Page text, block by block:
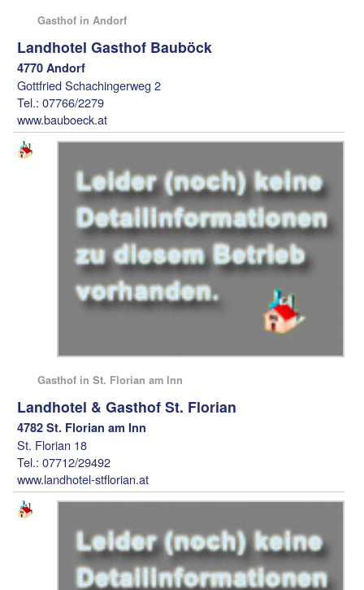
Gasthof in Andorf
Landhotel Gasthof Bauböck
4770 Andorf
Gottfried Schachingerweg 2
Tel.: 07766/2279
www.bauboeck.at
Gasthof in St. Florian am Inn
Landhotel & Gasthof St. Florian
4782 St. Florian am Inn
St. Florian 18
Tel.: 07712/29492
www.landhotel-stflorian.at